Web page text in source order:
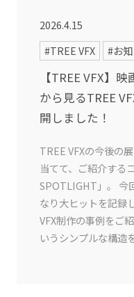
2026.4.15
#TREE VFX
#お
【TREE VFX】
から見るTREE
開しました！
TREE VFXの今後の
当てて、ご紹介する
SPOTLIGHT」。 今
なり大ヒットを記録
VFX制作の事例をご
いうシンプルな構造